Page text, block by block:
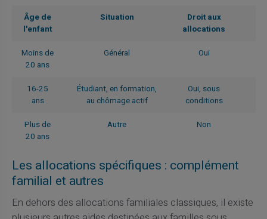
Âge de
l'enfant
Situation
Droit aux
allocations
Moins de
20 ans
Général Oui
16-25
ans
Étudiant, en formation,
au chômage actif
Oui, sous
conditions
Plus de
20 ans
Autre Non
Les allocations spécifiques : complément
familial et autres
En dehors des allocations familiales classiques, il existe